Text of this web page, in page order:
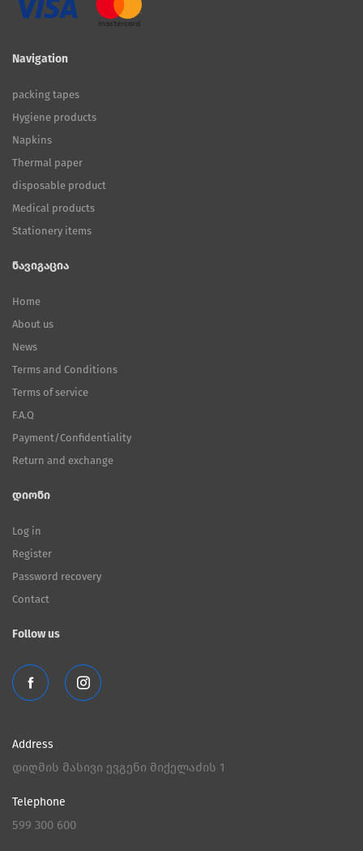
Navigation
packing tapes
Hygiene products
Napkins
Thermal paper
disposable product
Medical products
Stationery items
ნავიგაცია
Home
About us
News
Terms and Conditions
Terms of service
F.A.Q
Payment/Confidentiality
Return and exchange
დიონი
Log in
Register
Password recovery
Contact
Follow us
Address
დიღმის მასივი ევგენი მიქელაძის 1
Telephone
599 300 600